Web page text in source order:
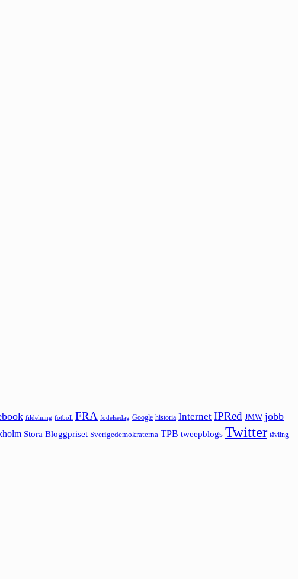
fildelning fotboll FRA födelsedag Google historia Internet IPRed JMW jobb
Stora Bloggpriset Sverigedemokraterna TPB tweepblogs Twitter tävling